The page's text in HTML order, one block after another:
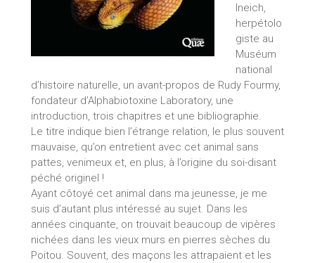
Ineich,
herpétolo
giste au
Muséum
national
d’histoire naturelle, un avant-propos de Rudy Fourmy,
fondateur d’Alphabiotoxine Laboratory, une
introduction, trois chapitres et une bibliographie.
Le titre indique bien l’étrange relation, le plus souvent
mauvaise, qu’on entretient avec cet animal sans
pattes, venimeux et, en plus, à l’origine du soi-disant
péché originel !
Ayant côtoyé cet animal dans ma jeunesse, je me
suis d’autant plus intéressé au sujet. Dans les
années cinquante, on trouvait beaucoup de vipères
nichées dans les vieux murs en pierres sèches du
Poitou. Souvent, des maçons les attrapaient et les